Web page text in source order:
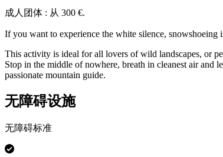
成人团体 : 从 300 €.
If you want to experience the white silence, snowshoeing
This activity is ideal for all lovers of wild landscapes, or
Stop in the middle of nowhere, breath in cleanest air and
passionate mountain guide.
无障碍设施
无障碍标准